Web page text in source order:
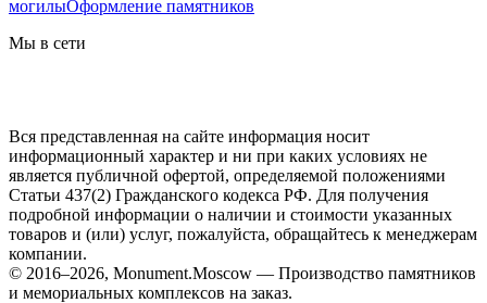
могилыОформление памятников
Мы в сети
Вся представленная на сайте информация носит
информационный характер и ни при каких условиях не
является публичной офертой, определяемой положениями
Статьи 437(2) Гражданского кодекса РФ. Для получения
подробной информации о наличии и стоимости указанных
товаров и (или) услуг, пожалуйста, обращайтесь к менеджерам
компании.
© 2016–2026, Monument.Moscow — Производство памятников
и мемориальных комплексов на заказ.